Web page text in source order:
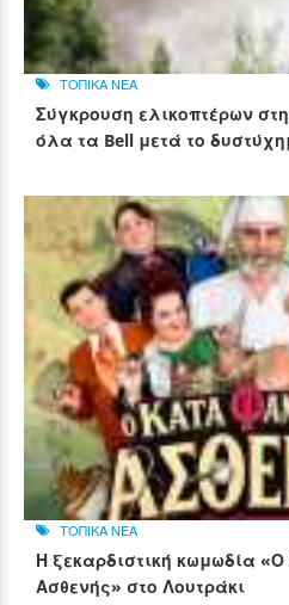
ΤΟΠΙΚΑ ΝΕΑ
Σύγκρουση ελικοπτέρων
όλα τα Bell μετά το
ΤΟΠΙΚΑ ΝΕΑ
Η ξεκαρδιστική κωμωδία
Ασθενής» στο Λουτράκι